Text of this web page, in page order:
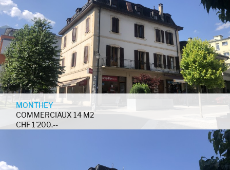
MONTHEY
COMMERCIAUX 14 M2
CHF 1'200.--